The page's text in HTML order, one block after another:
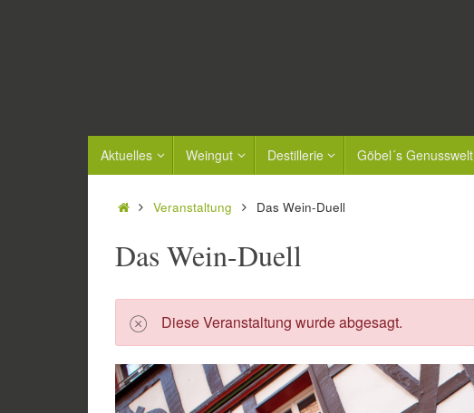
Inhalt
Aktuelles Weingut Destillerie Göbel´s Genusswelt
StartVeranstaltung Das Wein-Duell
Das Wein-Duell
Diese Veranstaltung wurde abgesagt.